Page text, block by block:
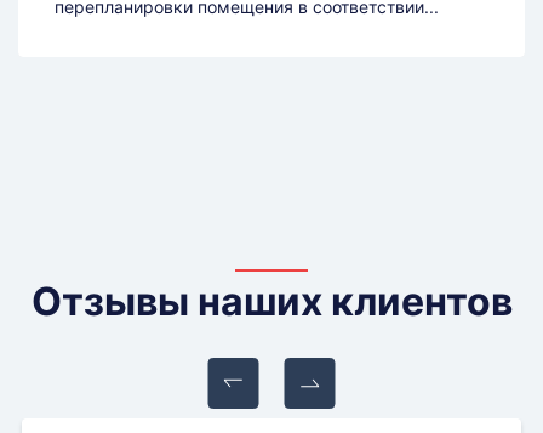
перепланировки помещения в соответствии...
Отзывы наших клиентов